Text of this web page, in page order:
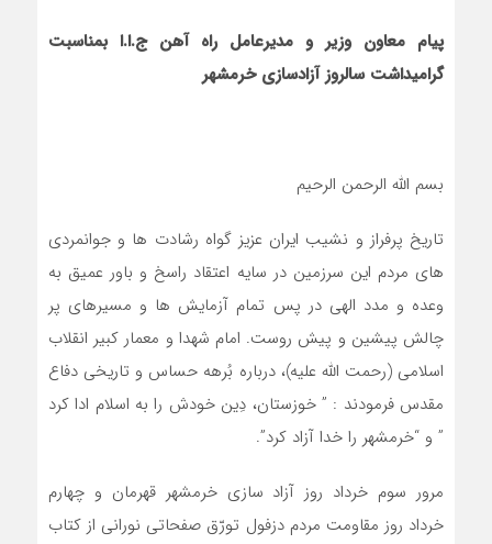
پیام معاون وزیر و مدیرعامل راه آهن ج.ا.ا بمناسبت
گرامیداشت سالروز آزادسازی خرمشهر
بسم الله الرحمن الرحیم
تاریخ پرفراز و نشیب ایران عزيز گواه رشادت ها و جوانمردی
های مردم این سرزمین در سایه اعتقاد راسخ و باور عمیق به
وعده و مدد الهی در پس تمام آزمایش ها و مسیرهای پر
چالش پیشین و پیش روست. امام شهدا و معمار کبیر انقلاب
اسلامي (رحمت الله علیه)، درباره بُرهه حساس و تاریخی دفاع
مقدس فرمودند : ” خوزستان، دِین خودش را به اسلام ادا کرد
” و “خرمشهر را خدا آزاد کرد”.
مرور سوم خرداد روز آزاد سازي خرمشهر قهرمان و چهارم
خرداد روز مقاومت مردم دزفول تورّق صفحاتي نوراني از كتاب